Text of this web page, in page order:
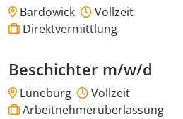
Bardowick
Vollzeit
Direktvermittlung
Beschichter m/w/d
Lüneburg
Vollzeit
Arbeitnehmerüberlassung